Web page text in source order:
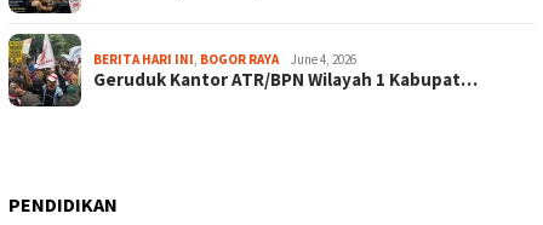
BERITA HARI INI, BOGOR RAYA June 4, 2026
Geruduk Kantor ATR/BPN Wilayah 1 Kabupat…
PENDIDIKAN